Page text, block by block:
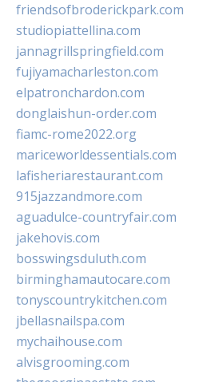
friendsofbroderickpark.com
studiopiattellina.com
jannagrillspringfield.com
fujiyamacharleston.com
elpatronchardon.com
donglaishun-order.com
fiamc-rome2022.org
mariceworldessentials.com
lafisheriarestaurant.com
915jazzandmore.com
aguadulce-countryfair.com
jakehovis.com
bosswingsduluth.com
birminghamautocare.com
tonyscountrykitchen.com
jbellasnailspa.com
mychaihouse.com
alvisgrooming.com